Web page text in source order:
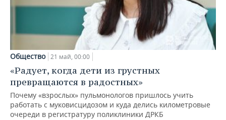
Общество 21 май, 00:00
«Радует, когда дети из грустных
превращаются в радостных»
Почему «взрослых» пульмонологов пришлось учить
работать с муковисцидозом и куда делись километровые
очереди в регистратуру поликлиники ДРКБ